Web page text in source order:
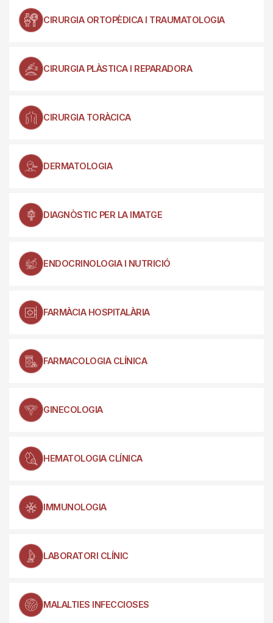
CIRURGIA ORTOPÈDICA I TRAUMATOLOGIA
CIRURGIA PLÀSTICA I REPARADORA
CIRURGIA TORÀCICA
DERMATOLOGIA
DIAGNÒSTIC PER LA IMATGE
ENDOCRINOLOGIA I NUTRICIÓ
FARMÀCIA HOSPITALÀRIA
FARMACOLOGIA CLÍNICA
GINECOLOGIA
HEMATOLOGIA CLÍNICA
IMMUNOLOGIA
LABORATORI CLÍNIC
MALALTIES INFECCIOSES